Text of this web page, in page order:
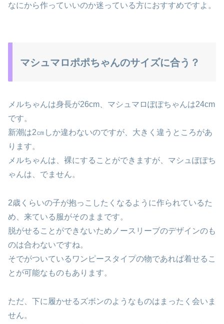
なにから作っていいのか迷っている方におすすめですよ。
マシュマロポポちゃんのサイズに合う？
メルちゃんは身長が26cm、マシュマロぽぽちゃんは24cm
です。
新潮は2㎝しか違わないのですが、大きく違うところがあ
ります。
メルちゃんは、裸にすることができますが、マシュぽぽち
ゃんは、でません。
2歳くらいの子が抱っこしたくなるように作られているた
め、来ている服がそのままです。
脱がせることができないためノースリーブのデザインのも
のは合わないですね。
そでがついているワンピースタイプの物であれば着せるこ
とが可能なものもあります。
ただ、下に履かせるズボンのようなものはまったく会いま
せん。